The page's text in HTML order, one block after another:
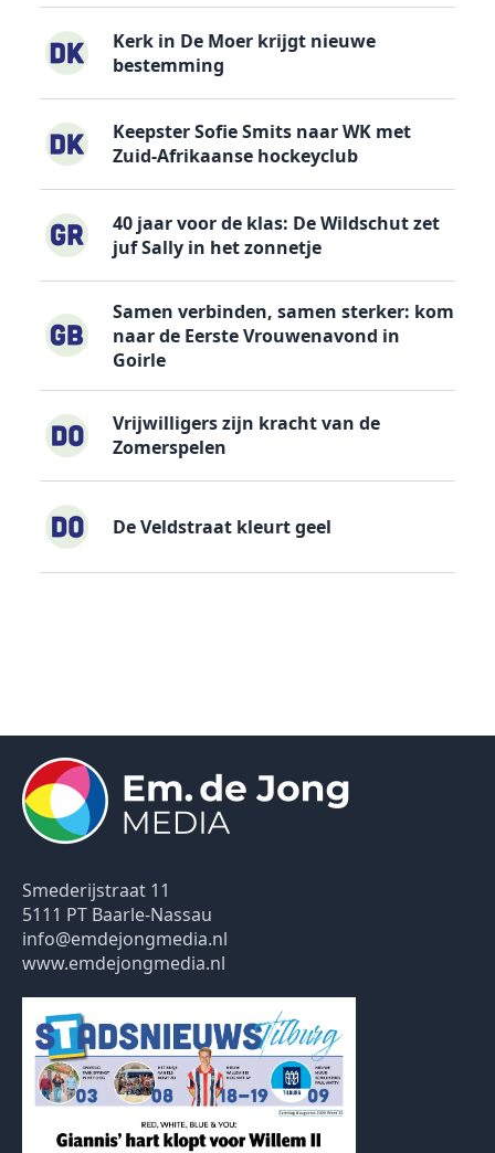
Kerk in De Moer krijgt nieuwe
bestemming
Keepster Sofie Smits naar WK met
Zuid-Afrikaanse hockeyclub
40 jaar voor de klas: De Wildschut zet
juf Sally in het zonnetje
Samen verbinden, samen sterker: kom
naar de Eerste Vrouwenavond in
Goirle
Vrijwilligers zijn kracht van de
Zomerspelen
De Veldstraat kleurt geel
Smederijstraat 11
5111 PT Baarle-Nassau
info@emdejongmedia.nl
www.emdejongmedia.nl